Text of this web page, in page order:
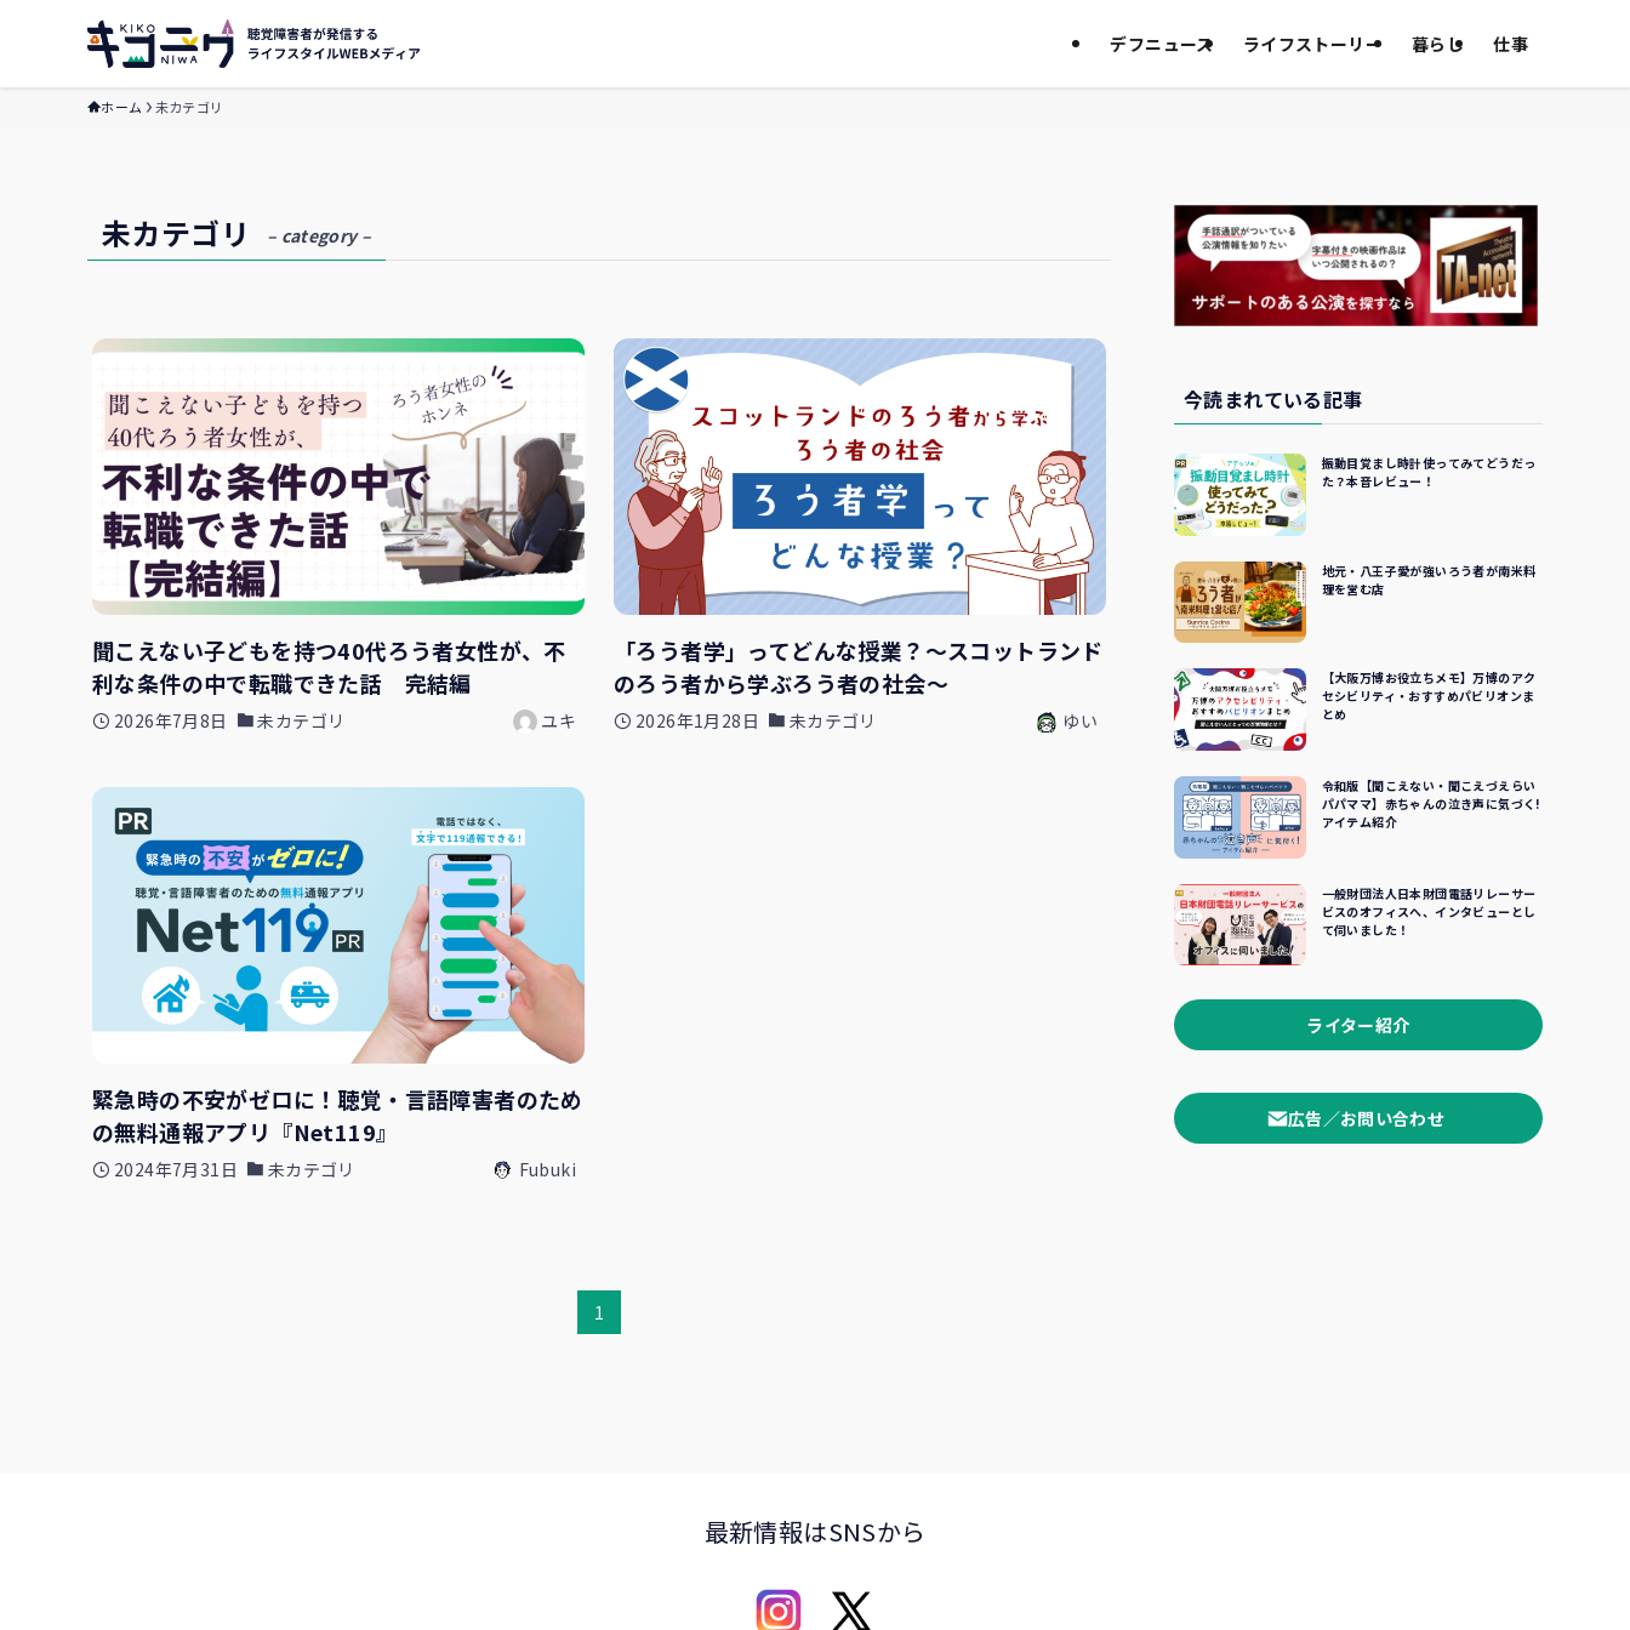
デフニュース ライフストーリー 暮らし 仕事
ホーム 未カテゴリ
未カテゴリ – category –
聞こえない子どもを持つ40代ろう者女性が、不
利な条件の中で転職できた話 完結編
2026年7月8日 未カテゴリ ユキ
「ろう者学」ってどんな授業？〜スコットランド
のろう者から学ぶろう者の社会〜
2026年1月28日 未カテゴリ ゆい
緊急時の不安がゼロに！聴覚・言語障害者のため
の無料通報アプリ『Net119』
2024年7月31日 未カテゴリ Fubuki
1
今読まれている記事
振動目覚まし時計使ってみてどうだっ
た？本音レビュー！
地元・八王子愛が強いろう者が南米料
理を営む店
【大阪万博お役立ちメモ】万博のアク
セシビリティ・おすすめパビリオンま
とめ
令和版【聞こえない・聞こえづえらい
パパママ】赤ちゃんの泣き声に気づく!
アイテム紹介
一般財団法人日本財団電話リレーサー
ビスのオフィスへ、インタビューとし
て伺いました！
ライター紹介
広告／お問い合わせ
最新情報はSNSから